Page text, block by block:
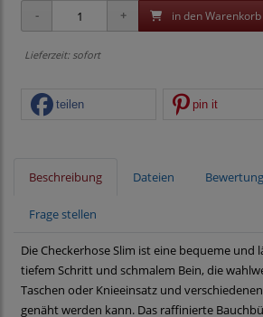
in den Warenkorb
Lieferzeit: sofort
teilen pin it
Beschreibung Dateien
Frage stellen
Die Checkerhose Slim ist eine bequeme und
tiefem Schritt und schmalem Bein, die
Taschen oder Knieeinsatz und
genäht werden kann. Das raffinierte